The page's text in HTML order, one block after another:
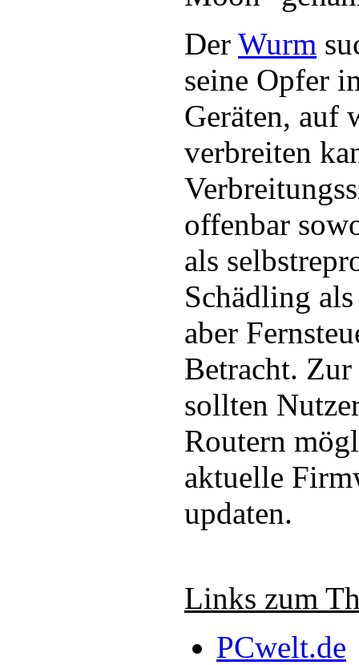
Der Wurm
seine Opfer
Geräten, auf
verbreiten
offenbar
als
Schädling
aber
Betracht.
sollten
Routern
aktuelle
updaten.
Links zum
PCwelt.de